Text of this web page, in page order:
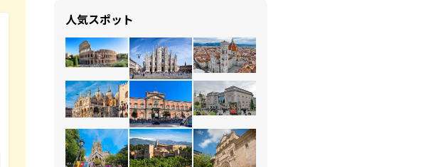
人気スポット